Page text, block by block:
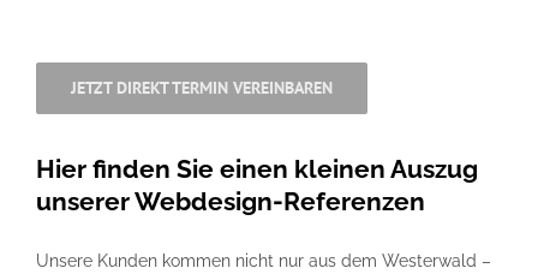
JETZT DIREKT TERMIN VEREINBAREN
Hier finden Sie einen kleinen Auszug
unserer Webdesign-Referenzen
Unsere Kunden kommen nicht nur aus dem Westerwald –